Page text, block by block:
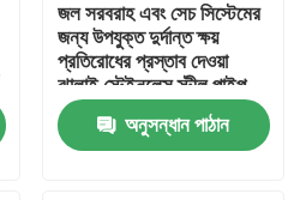
জল সরবরাহ এবং সেচ সিস্টেমের
জন্য উপযুক্ত দুর্দান্ত ক্ষয়
প্রতিরোধের প্রস্তাব দেওয়া
ঝালাই স্টেইনলেস স্টীল পাইপ
অনুসন্ধান পাঠান